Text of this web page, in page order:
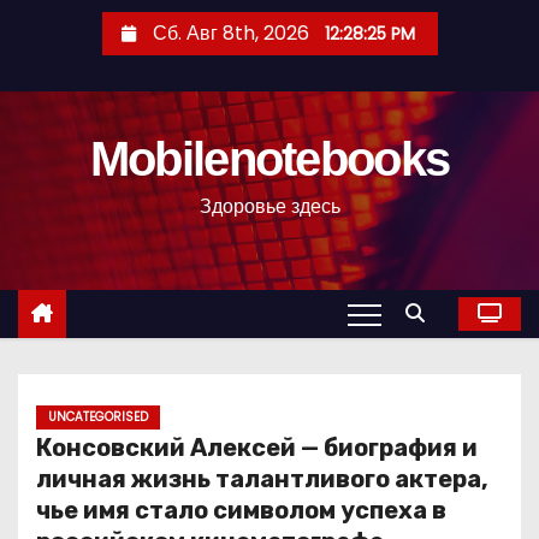
с
Сб. Авг 8th, 2026 12:28:26 PM
Mobilenotebooks
Здоровье здесь
UNCATEGORISED
Консовский Алексей — биография и
личная жизнь талантливого актера,
чье имя стало символом успеха в